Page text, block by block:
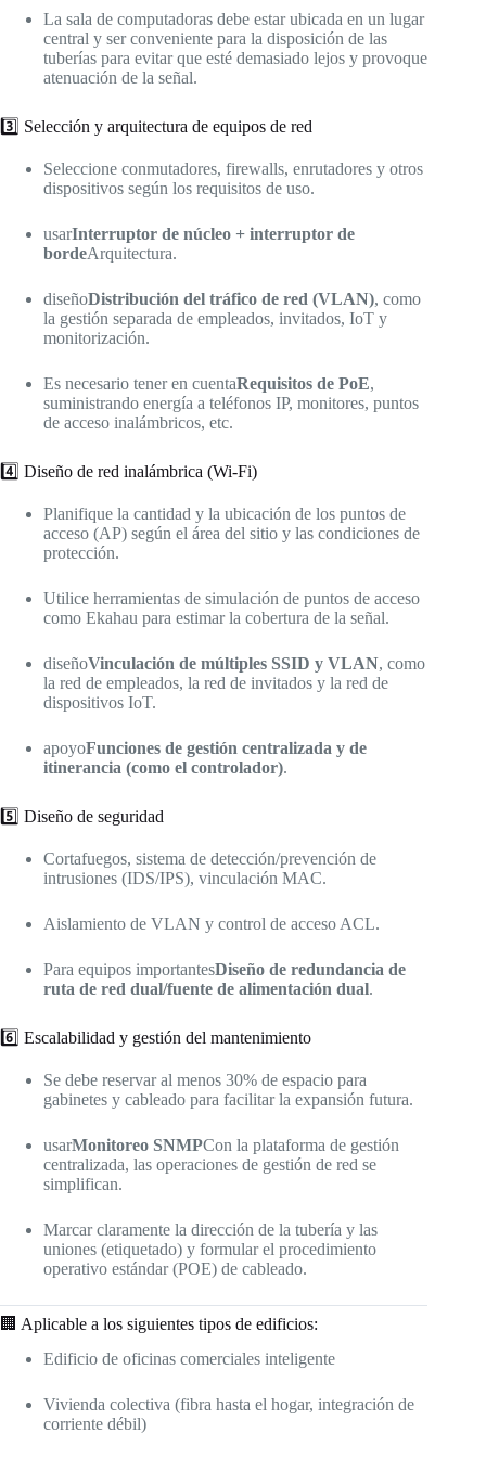
La sala de computadoras debe estar ubicada en un lugar
central y ser conveniente para la disposición de las
tuberías para evitar que esté demasiado lejos y provoque
atenuación de la señal.
3️⃣ Selección y arquitectura de equipos de red
Seleccione conmutadores, firewalls, enrutadores y otros
dispositivos según los requisitos de uso.
usarInterruptor de núcleo + interruptor de
bordeArquitectura.
diseñoDistribución del tráfico de red (VLAN), como
la gestión separada de empleados, invitados, IoT y
monitorización.
Es necesario tener en cuentaRequisitos de PoE,
suministrando energía a teléfonos IP, monitores, puntos
de acceso inalámbricos, etc.
4️⃣ Diseño de red inalámbrica (Wi-Fi)
Planifique la cantidad y la ubicación de los puntos de
acceso (AP) según el área del sitio y las condiciones de
protección.
Utilice herramientas de simulación de puntos de acceso
como Ekahau para estimar la cobertura de la señal.
diseñoVinculación de múltiples SSID y VLAN, como
la red de empleados, la red de invitados y la red de
dispositivos IoT.
apoyoFunciones de gestión centralizada y de
itinerancia (como el controlador).
5️⃣ Diseño de seguridad
Cortafuegos, sistema de detección/prevención de
intrusiones (IDS/IPS), vinculación MAC.
Aislamiento de VLAN y control de acceso ACL.
Para equipos importantesDiseño de redundancia de
ruta de red dual/fuente de alimentación dual.
6️⃣ Escalabilidad y gestión del mantenimiento
Se debe reservar al menos 30% de espacio para
gabinetes y cableado para facilitar la expansión futura.
usarMonitoreo SNMPCon la plataforma de gestión
centralizada, las operaciones de gestión de red se
simplifican.
Marcar claramente la dirección de la tubería y las
uniones (etiquetado) y formular el procedimiento
operativo estándar (POE) de cableado.
🏢 Aplicable a los siguientes tipos de edificios:
Edificio de oficinas comerciales inteligente
Vivienda colectiva (fibra hasta el hogar, integración de
corriente débil)